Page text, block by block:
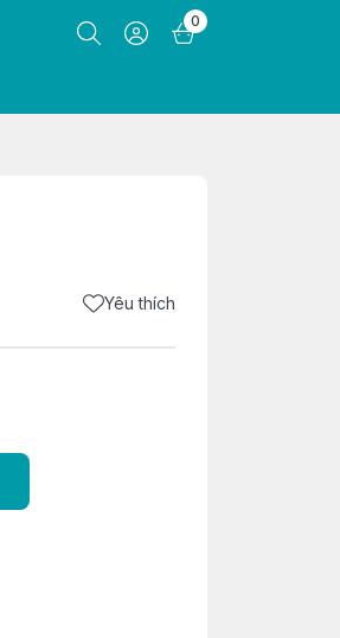
0
Yêu thích